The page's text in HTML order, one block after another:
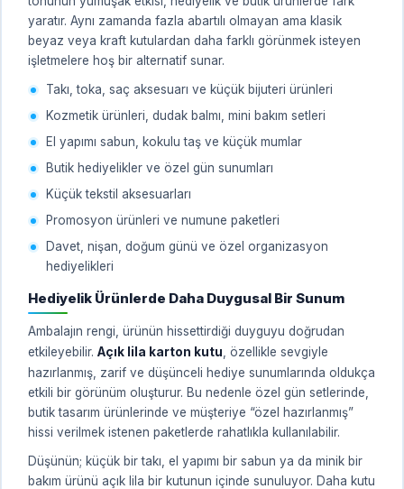
yaratır. Aynı zamanda fazla abartılı olmayan ama klasik
beyaz veya kraft kutulardan daha farklı görünmek isteyen
işletmelere hoş bir alternatif sunar.
Takı, toka, saç aksesuarı ve küçük bijuteri ürünleri
Kozmetik ürünleri, dudak balmı, mini bakım setleri
El yapımı sabun, kokulu taş ve küçük mumlar
Butik hediyelikler ve özel gün sunumları
Küçük tekstil aksesuarları
Promosyon ürünleri ve numune paketleri
Davet, nişan, doğum günü ve özel organizasyon
hediyelikleri
Hediyelik Ürünlerde Daha Duygusal Bir Sunum
Ambalajın rengi, ürünün hissettirdiği duyguyu doğrudan
etkileyebilir. Açık lila karton kutu , özellikle sevgiyle
hazırlanmış, zarif ve düşünceli hediye sunumlarında oldukça
etkili bir görünüm oluşturur. Bu nedenle özel gün setlerinde,
butik tasarım ürünlerinde ve müşteriye “özel hazırlanmış”
hissi verilmek istenen paketlerde rahatlıkla kullanılabilir.
Düşünün; küçük bir takı, el yapımı bir sabun ya da minik bir
bakım ürünü açık lila bir kutunun içinde sunuluyor. Daha kutu